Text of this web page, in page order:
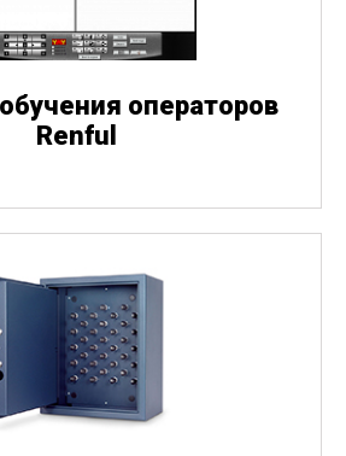
операторов
Renful